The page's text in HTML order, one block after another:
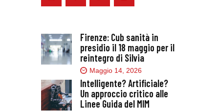
Firenze: Cub sanità in
presidio il 18 maggio per il
reintegro di Silvia
Maggio 14, 2026
Intelligente? Artificiale?
Un approccio critico alle
Linee Guida del MIM